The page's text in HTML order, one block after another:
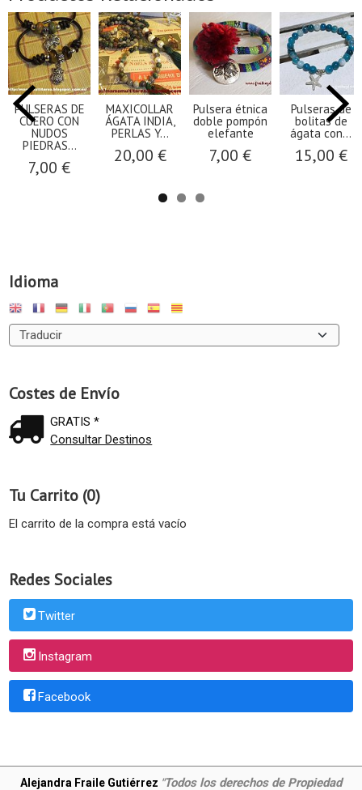
Idioma
Costes de Envío
GRATIS *
Consultar Destinos
Tu Carrito (0)
El carrito de la compra está vacío
Redes Sociales
Twitter
Instagram
Facebook
PULSERAS DE
CUERO CON
NUDOS
PIEDRAS...
7,00 €
MAXICOLLAR
ÁGATA INDIA,
PERLAS Y...
20,00 €
Pulsera étnica
doble pompón
elefante
7,00 €
Pulseras de
bolitas de
ágata con...
15,00 €
Alejandra Fraile Gutiérrez "Todos los derechos de Propiedad